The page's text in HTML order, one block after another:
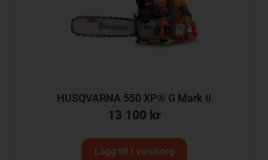
HUSQVARNA 550 XP® G Mark II
13 100 kr
Lägg till i varukorg